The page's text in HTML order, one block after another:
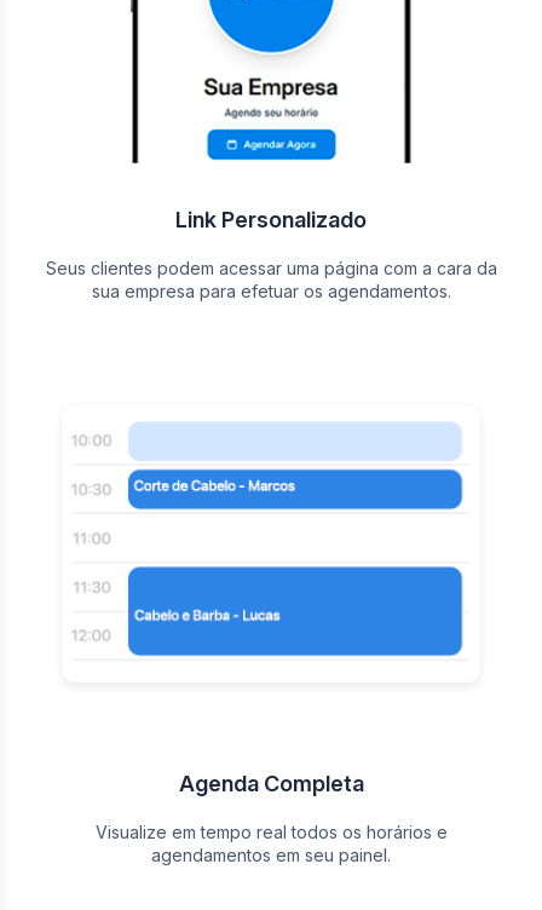
Link Personalizado
Seus clientes podem acessar uma página com a cara da
sua empresa para efetuar os agendamentos.
Agenda Completa
Visualize em tempo real todos os horários e
agendamentos em seu painel.